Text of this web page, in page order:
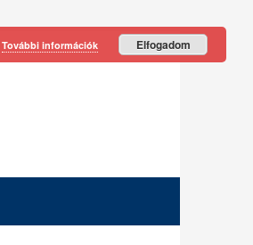
További információk Elfogadom